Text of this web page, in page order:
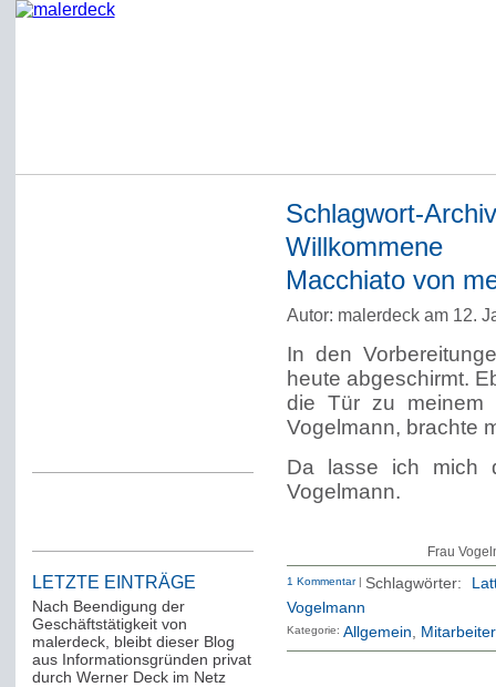
LETZTE EINTRÄGE
Nach Beendigung der
Geschäftstätigkeit von
malerdeck, bleibt dieser Blog
aus Informationsgründen privat
durch Werner Deck im Netz
Schlagwort-
Willkommene
Macchiato von
Autor: malerdeck am 12.
In den
heute abgeschirmt.
die Tür zu meinem
Vogelmann, brachte
Da lasse ich mich
Vogelmann.
Frau
1 Kommentar| Schlagwörter:
Vogelmann
Kategorie: Allgemein Mitarbeiter